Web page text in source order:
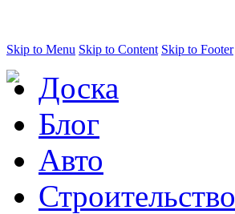
Skip to Menu Skip to Content Skip to Footer
Доска
Блог
Авто
Строительство